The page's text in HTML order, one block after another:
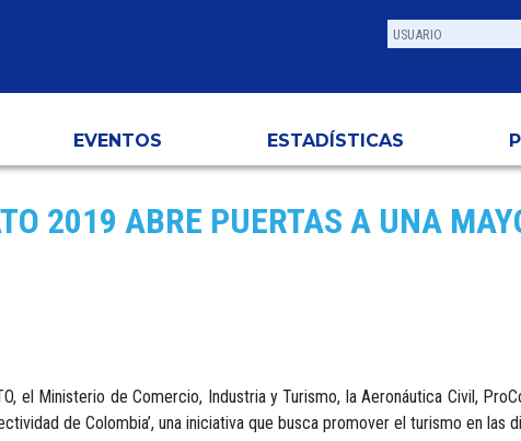
EVENTOS ESTADÍSTICAS
2019 ABRE PUERTAS A UNA
el Ministerio de Comercio, Industria y Turismo, la Aeronáutica Civil,
de Colombia’, una iniciativa que busca promover el turismo en las